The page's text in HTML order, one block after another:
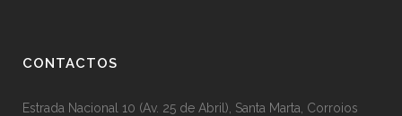
CONTACTOS
Estrada Nacional 10 (Av. 25 de Abril), Santa Marta, Corroios